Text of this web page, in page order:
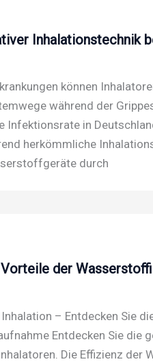
Inhalationstechnik
können
während der
Infektionsrate in
herkömmliche
durch
der
– Entdecken Sie
Entdecken Sie die
Die Effizienz der